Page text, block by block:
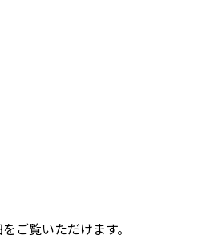
ご覧いただけます。